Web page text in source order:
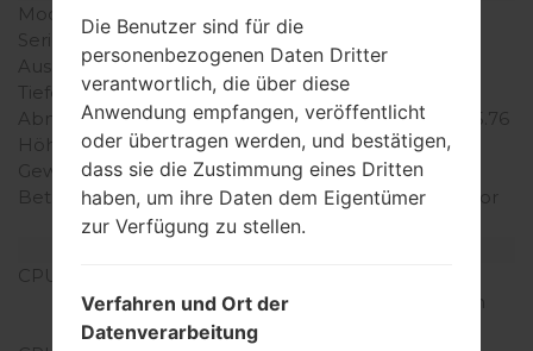
Modell
LGX210JM
Serie
LG K9
Ausgabe
März, 2018
Tiefe
8.2 millimeter (0.32 Zoll)
Abmessungen (Breite /
Höhe)
146.3 x 73.2 millimeter (5.76
x 2.88 Zoll)
Gewicht
152 gramm (5.36 unzen)
Betriebssystem
Android 7.x Nougat Mirror
Release 2
CPU
Qualcomm Snapdragon
Die Benutzer sind für die
personenbezogenen Daten Dritter
verantwortlich, die über diese
Anwendung empfangen, veröffentlicht
oder übertragen werden, und bestätigen,
dass sie die Zustimmung eines Dritten
haben, um ihre Daten dem Eigentümer
zur Verfügung zu stellen.
Verfahren und Ort der
Datenverarbeitung